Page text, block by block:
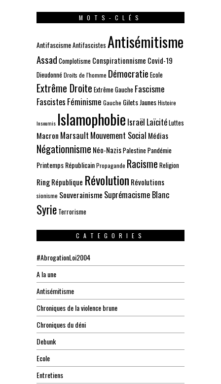
MOTS-CLÉS
AntifascismeAntifascistes Antisémitisme
Assad Complotisme Conspirationnisme Covid-19
DieudonnéDroits de l'homme Démocratie Ecole
Extrême Droite Extrême Gauche Fascisme
Fascistes Féminisme Gauche Gilets JaunesHistoire
Insoumis Islamophobie Israël LaïcitéLuttes
Macron Marsault Mouvement Social Médias
Négationnisme Néo-NazisPalestinePandémie
Printemps RépublicainPropagande Racisme Religion
RingRépublique Révolution Révolutions
sionisme Souverainisme Suprémacisme Blanc
Syrie Terrorisme
CATEGORIES
#AbrogationLoi2004
A la une
Antisémitisme
Chroniques de la violence brune
Chroniques du déni
Debunk
Ecole
Entretiens